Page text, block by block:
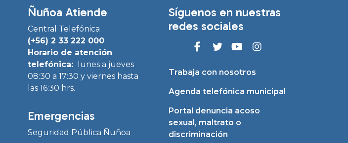
Ñuñoa Atiende
Central Telefónica
(+56) 2 33 222 000
Horario de atención
telefónica:
lunes a jueves
08:30 a 17:30 y viernes hasta
las 16:30 hrs.
Emergencias
Seguridad Pública Ñuñoa
Síguenos en nuestras
redes sociales
Trabaja con nosotros
Agenda telefónica municipal
Portal denuncia acoso
sexual, maltrato o
discriminación